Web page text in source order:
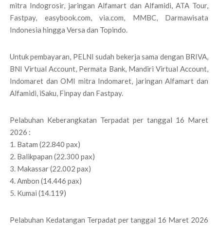
mitra Indogrosir, jaringan Alfamart dan Alfamidi, ATA Tour,
Fastpay, easybook.com, via.com, MMBC, Darmawisata
Indonesia hingga Versa dan Topindo.
Untuk pembayaran, PELNI sudah bekerja sama dengan BRIVA,
BNI Virtual Account, Permata Bank, Mandiri Virtual Account,
Indomaret dan OMI mitra Indomaret, jaringan Alfamart dan
Alfamidi, iSaku, Finpay dan Fastpay.
Pelabuhan Keberangkatan Terpadat per tanggal 16 Maret
2026 :
1. Batam (22.840 pax)
2. Balikpapan (22.300 pax)
3. Makassar (22.002 pax)
4. Ambon (14.446 pax)
5. Kumai (14.119)
Pelabuhan Kedatangan Terpadat per tanggal 16 Maret 2026